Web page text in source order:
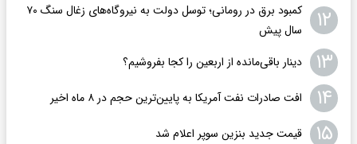
۱۲
کمبود برق در رومانی؛ توسل دولت به نیروگاه‌های زغال سنگ ۷۰
سال پیش
۱۳ دینار باقی‌مانده از اربعین را کجا بفروشیم؟
۱۴ افت صادرات نفت آمریکا به پایین‌ترین حجم در ۸ ماه اخیر
۱۵ قیمت جدید بنزین سوپر اعلام شد